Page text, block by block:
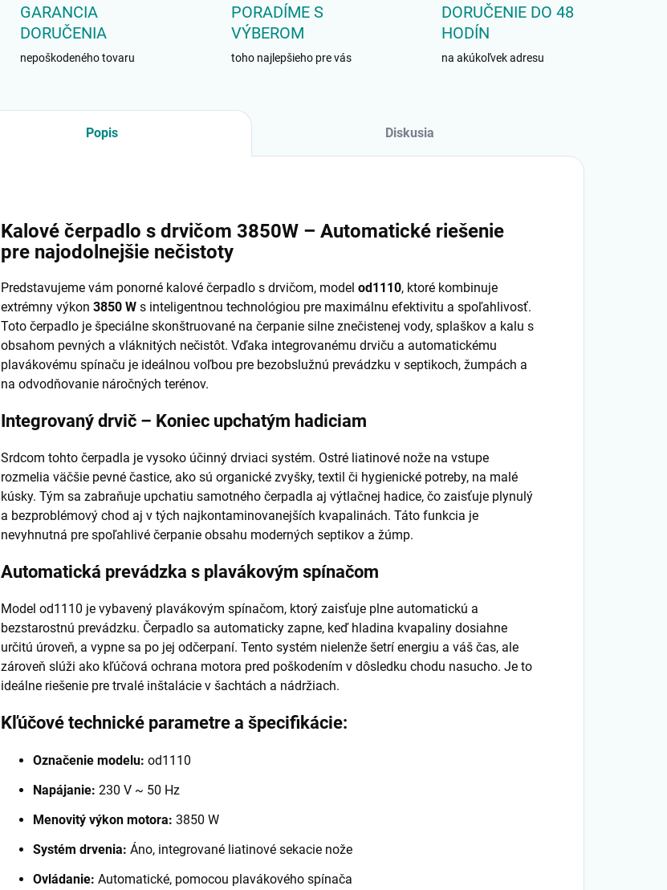
GARANCIA
DORUČENIA
nepoškodeného tovaru
PORADÍME S
VÝBEROM
toho najlepšieho pre vás
DORUČENIE DO 48
HODÍN
na akúkoľvek adresu
Popis Diskusia
Kalové čerpadlo s drvičom 3850W – Automatické riešenie
pre najodolnejšie nečistoty
Predstavujeme vám ponorné kalové čerpadlo s drvičom, model od1110, ktoré kombinuje
extrémny výkon 3850 W s inteligentnou technológiou pre maximálnu efektivitu a spoľahlivosť.
Toto čerpadlo je špeciálne skonštruované na čerpanie silne znečistenej vody, splaškov a kalu s
obsahom pevných a vláknitých nečistôt. Vďaka integrovanému drviču a automatickému
plavákovému spínaču je ideálnou voľbou pre bezobslužnú prevádzku v septikoch, žumpách a
na odvodňovanie náročných terénov.
Integrovaný drvič – Koniec upchatým hadiciam
Srdcom tohto čerpadla je vysoko účinný drviaci systém. Ostré liatinové nože na vstupe
rozmelia väčšie pevné častice, ako sú organické zvyšky, textil či hygienické potreby, na malé
kúsky. Tým sa zabraňuje upchatiu samotného čerpadla aj výtlačnej hadice, čo zaisťuje plynulý
a bezproblémový chod aj v tých najkontaminovanejších kvapalinách. Táto funkcia je
nevyhnutná pre spoľahlivé čerpanie obsahu moderných septikov a žúmp.
Automatická prevádzka s plavákovým spínačom
Model od1110 je vybavený plavákovým spínačom, ktorý zaisťuje plne automatickú a
bezstarostnú prevádzku. Čerpadlo sa automaticky zapne, keď hladina kvapaliny dosiahne
určitú úroveň, a vypne sa po jej odčerpaní. Tento systém nielenže šetrí energiu a váš čas, ale
zároveň slúži ako kľúčová ochrana motora pred poškodením v dôsledku chodu nasucho. Je to
ideálne riešenie pre trvalé inštalácie v šachtách a nádržiach.
Kľúčové technické parametre a špecifikácie:
Označenie modelu: od1110
Napájanie: 230 V ~ 50 Hz
Menovitý výkon motora: 3850 W
Systém drvenia: Áno, integrované liatinové sekacie nože
Ovládanie: Automatické, pomocou plavákového spínača